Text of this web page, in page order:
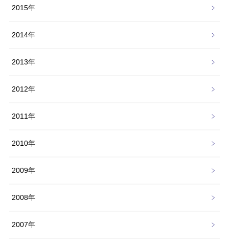
2015年
2014年
2013年
2012年
2011年
2010年
2009年
2008年
2007年